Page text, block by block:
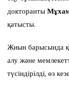
докторанты
қатысты.
Жиын барысында
алу және
түсіндірілді, өз